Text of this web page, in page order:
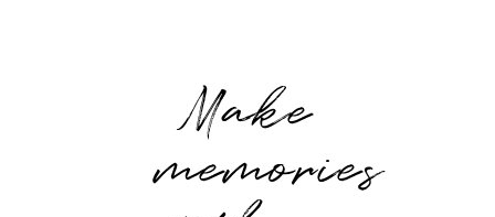
Make
memories